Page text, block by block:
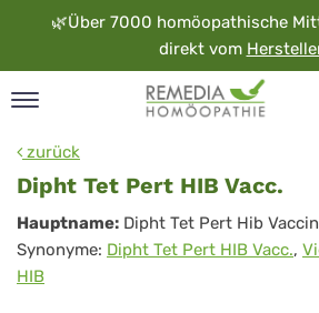
🌿Über 7000 homöopathische
direkt vom
zurück
Dipht Tet Pert HIB Vacc.
Dipht
Tet
Pert
Hauptname: Dipht Tet Pert Hib
Synonyme: Dipht Tet Pert HIB Vacc.,
HIB